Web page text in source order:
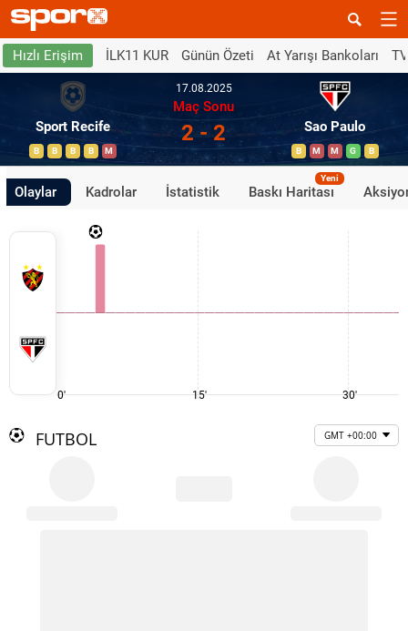
Hızlı Erişim İLK11 KUR Günün Özeti At Yarışı Bankoları
Sport Recife
B B B B M
17.08.2025
Maç Sonu
2 - 2 Sao Paulo
B M M G B
Olaylar Kadrolar İstatistik Baskı Haritası
Yeni
0' 15' 30'
FUTBOL GMT +00:00